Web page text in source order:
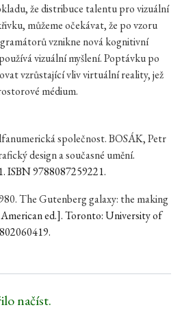
že distribuce talentu pro vizuální
můžeme očekávat, že po vzoru
vznikne nová kognitivní
vizuální myšlení. Poptávku po
vzrůstající vliv virtuální reality, jež
médium.
společnost. BOSÁK, Petr
design a současné umění.
ISBN 9788087259221.
The Gutenberg galaxy: the making
ed.]. Toronto: University of
načíst.